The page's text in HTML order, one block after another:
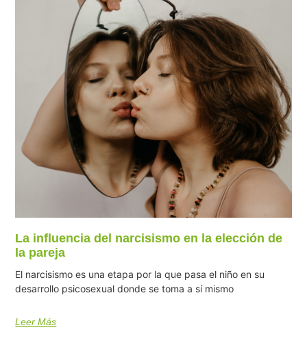
La influencia del narcisismo en la elección de
la pareja
El narcisismo es una etapa por la que pasa el niño en su
desarrollo psicosexual donde se toma a sí mismo
Leer Más